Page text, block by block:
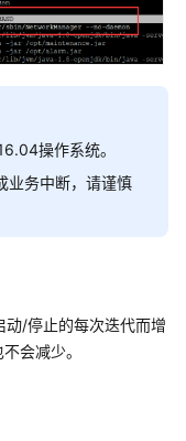
操作系统。
业务中断，请谨慎
/停止的每次迭代而增
会减少。